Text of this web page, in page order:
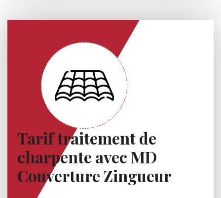
Tarif traitement de
charpente avec MD
Couverture Zingueur